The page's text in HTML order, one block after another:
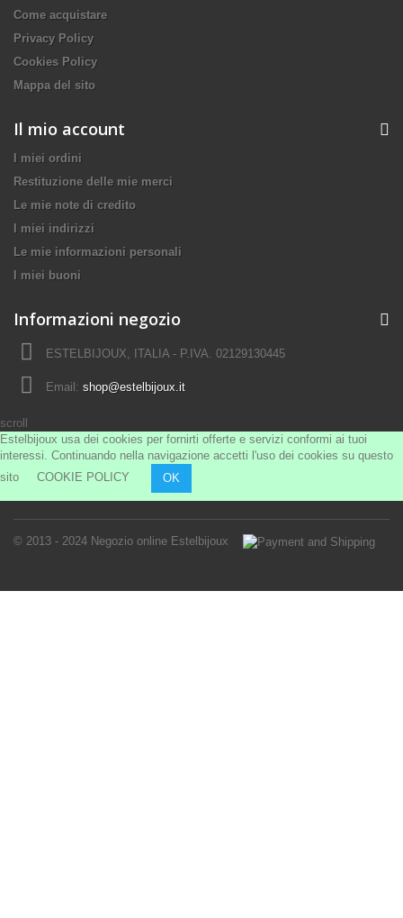
Come acquistare
Privacy Policy
Cookies Policy
Mappa del sito
© 2013 - 2024 Negozio online Estelbijoux
Il mio account
I miei ordini
Restituzione delle mie merci
Le mie note di credito
I miei indirizzi
Le mie informazioni personali
I miei buoni
Informazioni negozio
ESTELBIJOUX, ITALIA - P.IVA. 02129130445
Email: shop@estelbijoux.it
scroll
Estelbijoux usa dei cookies per fornirti offerte e servizi conformi ai tuoi
interessi. Continuando nella navigazione accetti l'uso dei cookies su questo
sito COOKIE POLICY OK